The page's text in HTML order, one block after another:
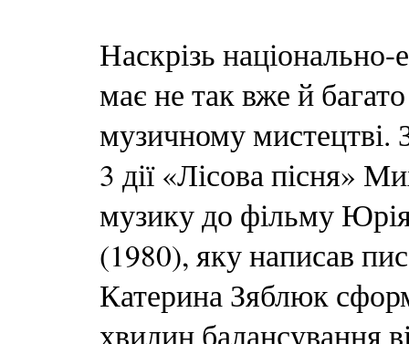
Наскрізь
має не так вже й
музичному мистецтві.
3 дії «Лісова пісня»
музику до фільму
(1980), яку написав
Катерина Зяблюк
хвилин балансування